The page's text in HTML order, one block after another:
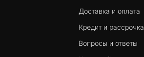
Доставка и оплата
Кредит и рассрочка
Вопросы и ответы